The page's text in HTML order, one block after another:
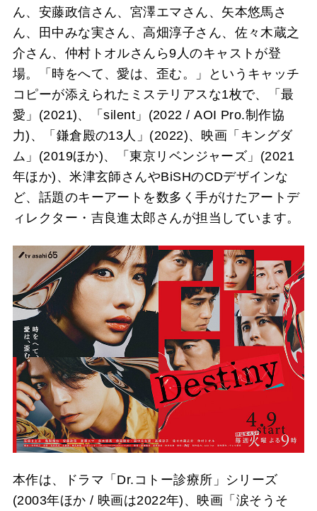
ん、安藤政信さん、宮澤エマさん、矢本悠馬さ
ん、田中みな実さん、高畑淳子さん、佐々木蔵之
介さん、仲村トオルさんら9人のキャストが登
場。「時をへて、愛は、歪む。」というキャッチ
コピーが添えられたミステリアスな1枚で、「最
愛」(2021)、「silent」(2022 / AOI Pro.制作協
力)、「鎌倉殿の13人」(2022)、映画「キングダ
ム」(2019ほか)、「東京リベンジャーズ」(2021
年ほか)、米津玄師さんやBiSHのCDデザインな
ど、話題のキーアートを数多く手がけたアートデ
ィレクター・吉良進太郎さんが担当しています。
本作は、ドラマ「Dr.コトー診療所」シリーズ
(2003年ほか / 映画は2022年)、映画「涙そうそ